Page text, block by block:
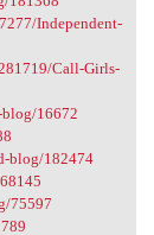
Independent-
Call-Girls-
16672
blog/182474
75597